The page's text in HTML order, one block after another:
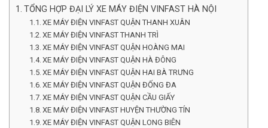
TỔNG HỢP ĐẠI LÝ XE MÁY ĐIỆN VINFAST HÀ NỘI
XE MÁY ĐIỆN VINFAST QUẬN THANH XUÂN
XE MÁY ĐIỆN VINFAST THANH TRÌ
XE MÁY ĐIỆN VINFAST QUẬN HOÀNG MAI
XE MÁY ĐIỆN VINFAST QUẬN HÀ ĐÔNG
XE MÁY ĐIỆN VINFAST QUẬN HAI BÀ TRƯNG
XE MÁY ĐIỆN VINFAST QUẬN ĐỐNG ĐA
XE MÁY ĐIỆN VINFAST QUẬN CẦU GIẤY
XE MÁY ĐIỆN VINFAST HUYỆN THƯỜNG TÍN
XE MÁY ĐIỆN VINFAST QUẬN LONG BIÊN